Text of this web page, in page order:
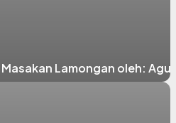
Lamongan oleh: